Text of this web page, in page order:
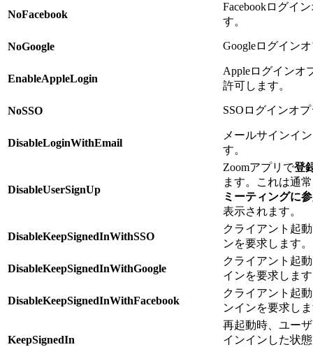
NoFacebook
Facebookログイ
す。
NoGoogle Googleログイン
EnableAppleLogin
Appleログインオ
許可します。
NoSSO SSOログインオ
DisableLoginWithEmail
メールサインイ
す。
DisableUserSignUp
Zoomアプリで登
ます。これは通
ミーティングに
表示されます。
DisableKeepSignedInWithSSO
クライアント起
ンを要求します。
DisableKeepSignedInWithGoogle
クライアント起
インを要求しま
DisableKeepSignedInWithFacebook
クライアント起
ンインを要求し
KeepSignedIn
再起動時、ユー
インインした状